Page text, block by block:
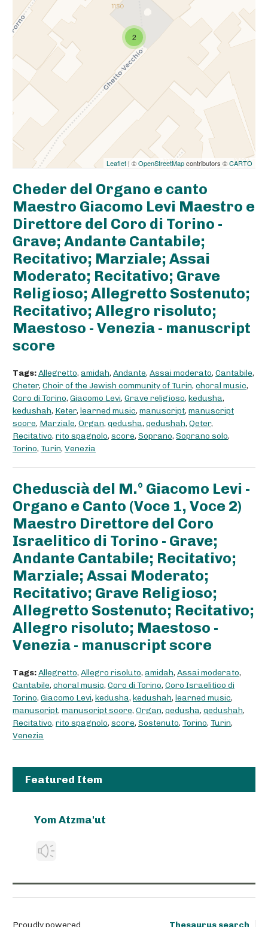
2
Leaflet | ©OpenStreetMapcontributors ©CARTO
Cheder del Organo e canto
Maestro Giacomo Levi Maestro e
Direttore del Coro di Torino -
Grave; Andante Cantabile;
Recitativo; Marziale; Assai
Moderato; Recitativo; Grave
Religioso; Allegretto Sostenuto;
Recitativo; Allegro risoluto;
Maestoso - Venezia - manuscript
score
Tags:Allegretto, amidah, Andante, Assai moderato, Cantabile,
Cheter, Choir of the Jewish community of Turin, choral music,
Coro di Torino, Giacomo Levi, Grave religioso, kedusha,
kedushah, Keter, learned music, manuscript, manuscript
score, Marziale, Organ, qedusha, qedushah, Qeter,
Recitativo, rito spagnolo, score, Soprano, Soprano solo,
Torino, Turin, Venezia
Cheduscià del M.° Giacomo Levi -
Organo e Canto (Voce 1, Voce 2)
Maestro Direttore del Coro
Israelitico di Torino - Grave;
Andante Cantabile; Recitativo;
Marziale; Assai Moderato;
Recitativo; Grave Religioso;
Allegretto Sostenuto; Recitativo;
Allegro risoluto; Maestoso -
Venezia - manuscript score
Tags:Allegretto, Allegro risoluto, amidah, Assai moderato,
Cantabile, choral music, Coro di Torino, Coro Israelitico di
Torino, Giacomo Levi, kedusha, kedushah, learned music,
manuscript, manuscript score, Organ, qedusha, qedushah,
Recitativo, rito spagnolo, score, Sostenuto, Torino, Turin,
Venezia
Featured Item
Yom Atzma'ut